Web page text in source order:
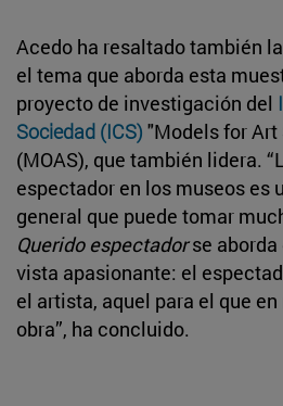
Acedo ha resaltado también
el tema que aborda esta
proyecto de investigación del
Sociedad (ICS) "Models for
(MOAS), que también lidera.
espectador en los museos es
general que puede tomar
Querido espectadorse
vista apasionante: el
el artista, aquel para el que
obra”, ha concluido.